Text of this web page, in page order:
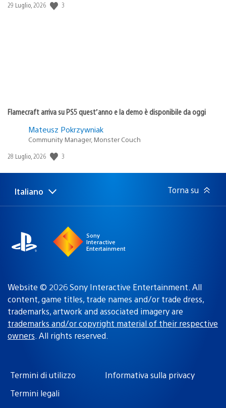
Data
29 Luglio, 2026 3
Flamecraft arriva su PS5 quest’anno e la demo è disponibile da oggi
Mateusz Pokrzywniak
Community Manager, Monster Couch
Data
pubblicazione:
28 Luglio, 2026 3
Seleziona
una
Regione
attuale:
Italiano Torna su
Sony
Interactive
Entertainment
Website © 2026 Sony Interactive Entertainment. All
content, game titles, trade names and/or trade dress,
trademarks, artwork and associated imagery are
trademarks and/or copyright material of their respective
owners. All rights reserved.
Termini di utilizzo
Informativa sulla privacy
Termini legali